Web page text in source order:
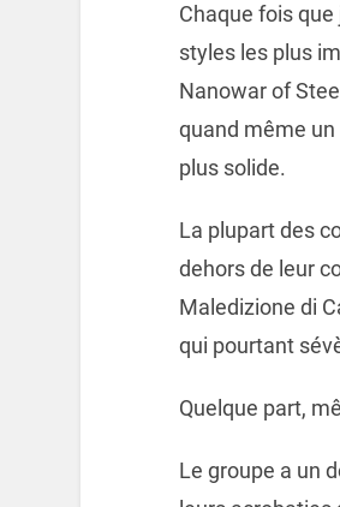
Chaque fois
styles les plus
Nanowar of
quand même
plus solide.
La plupart des
dehors de leur
Maledizione di
qui pourtant
Quelque part,
Le groupe a un